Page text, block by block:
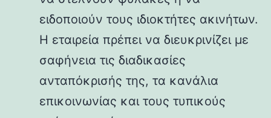
ειδοποιούν τους ιδιοκτήτες ακινήτων.
Η εταιρεία πρέπει να διευκρινίζει με
σαφήνεια τις διαδικασίες
ανταπόκρισής της, τα κανάλια
επικοινωνίας και τους τυπικούς